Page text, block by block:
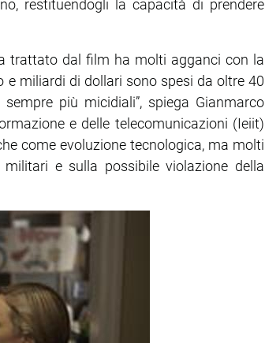
restituendogli la capacità di prendere
trattato dal film ha molti agganci con la
miliardi di dollari sono spesi da oltre 40
più micidiali”, spiega Gianmarco
e delle telecomunicazioni (Ieiit)
come evoluzione tecnologica, ma molti
e sulla possibile violazione della